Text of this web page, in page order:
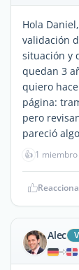
Hola
validación
situación y
quedan 3
quiero
página:
pero
pareció
👍 1
Alec